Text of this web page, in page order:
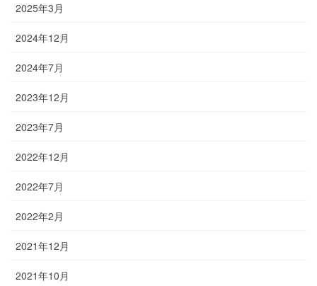
2025年3月
2024年12月
2024年7月
2023年12月
2023年7月
2022年12月
2022年7月
2022年2月
2021年12月
2021年10月